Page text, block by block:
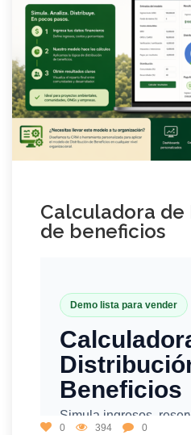
Calculadora de
de beneficios
0 394 0